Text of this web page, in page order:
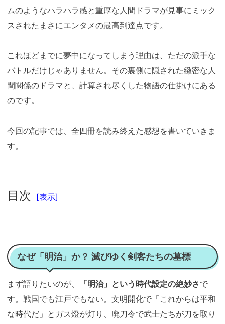
ムのようなハラハラ感と重厚な人間ドラマが見事にミック
スされたまさにエンタメの最高到達点です。
これほどまでに夢中になってしまう理由は、ただの派手な
バトルだけじゃありません。その裏側に隠された緻密な人
間関係のドラマと、計算され尽くした物語の仕掛けにある
のです。
今回の記事では、全四冊を読み終えた感想を書いていきま
す。
目次 [表示]
なぜ「明治」か？ 滅びゆく剣客たちの墓標
まず語りたいのが、 「明治」という時代設定の絶妙さで
す。戦国でも江戸でもない。文明開化で「これからは平和
な時代だ」とガス燈が灯り、廃刀令で武士たちが刀を取り